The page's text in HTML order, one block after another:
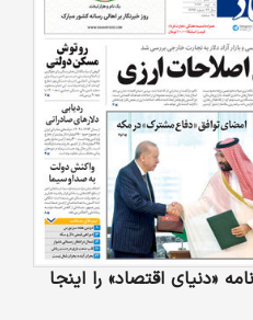
«دنیای‌ اقتصاد» را اینجا